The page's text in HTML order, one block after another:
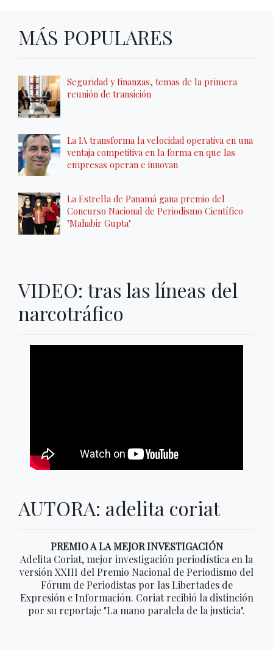
MÁS POPULARES
Seguridad y finanzas, temas de la primera
reunión de transición
La IA transforma la velocidad operativa en una
ventaja competitiva en la forma en que las
empresas operan e innovan
La Estrella de Panamá gana premio del
Concurso Nacional de Periodismo Científico
"Mahabir Gupta"
VIDEO: tras las líneas del
narcotráfico
AUTORA: adelita coriat
PREMIO A LA MEJOR INVESTIGACIÓN
Adelita Coriat, mejor investigación periodística en la
versión XXIII del Premio Nacional de Periodismo del
Fórum de Periodistas por las Libertades de
Expresión e Información. Coriat recibió la distinción
por su reportaje "La mano paralela de la justicia".